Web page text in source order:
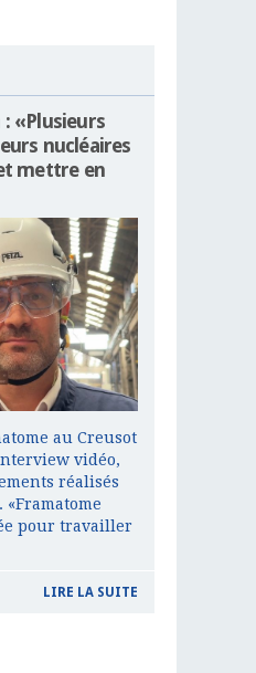
«Plusieurs
nucléaires
mettre en
au Creusot
vidéo,
réalisés
pour travailler
LIRE LA SUITE